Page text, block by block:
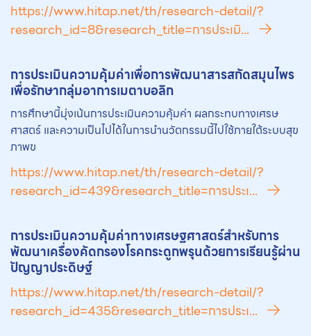
https://www.hitap.net/th/research-detail/?
research_id=8&research_title=การประเมิ...
การประเมินความคุ้มค่าเพื่อการพัฒนาสารสกัดสมุนไพร
เพื่อรักษากลุ่มอาการเมตาบอลิก
การศึกษานี้มุ่งเน้นการประเมินความคุ้มค่า ผลกระทบทางเศรษ
ศาสตร์ และความเป็นไปได้ในการนำนวัตกรรมนี้ไปใช้ภายใต้ระบบสุข
ภาพข
https://www.hitap.net/th/research-detail/?
research_id=439&research_title=การประเ...
การประเมินความคุ้มค่าทางเศรษฐศาสตร์สำหรับการ
พัฒนาเครื่องคัดกรองโรคกระดูกพรุนด้วยการเรียนรู้ผ่าน
ปัญญาประดิษฐ์
https://www.hitap.net/th/research-detail/?
research_id=435&research_title=การประเ...